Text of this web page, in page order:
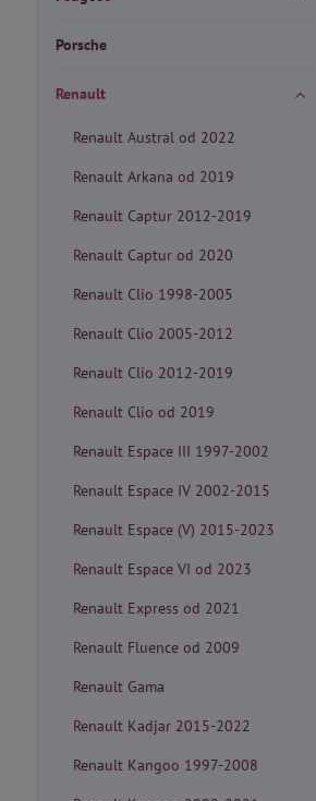
Porsche
Renault
Renault Austral od 2022
Renault Arkana od 2019
Renault Captur 2012-2019
Renault Captur od 2020
Renault Clio 1998-2005
Renault Clio 2005-2012
Renault Clio 2012-2019
Renault Clio od 2019
Renault Espace III 1997-2002
Renault Espace IV 2002-2015
Renault Espace (V) 2015-2023
Renault Espace VI od 2023
Renault Express od 2021
Renault Fluence od 2009
Renault Gama
Renault Kadjar 2015-2022
Renault Kangoo 1997-2008